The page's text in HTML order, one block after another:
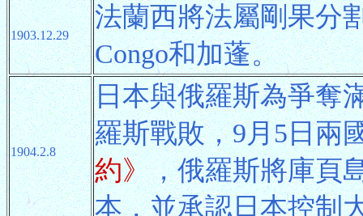
1903.12.29
法蘭西將法屬剛果分
Congo和加蓬。
1904.2.8
日本與俄羅斯為爭奪
羅斯戰敗，9月5日兩
約》，俄羅斯將庫頁
本，並承認日本控制